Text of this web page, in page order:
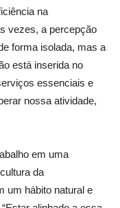
na
vezes, a percepção
forma isolada, mas a
está inserida no
essenciais e
nossa atividade,
em uma
da
um hábito natural e